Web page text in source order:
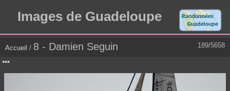
Images de Guadeloupe
189/5658
Accueil / 8 - Damien Seguin